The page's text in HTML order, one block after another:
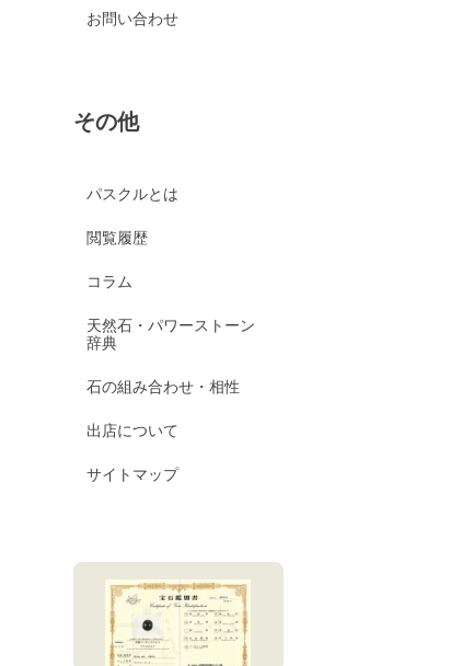
お問い合わせ
その他
パスクルとは
閲覧履歴
コラム
天然石・パワーストーン
辞典
石の組み合わせ・相性
出店について
サイトマップ